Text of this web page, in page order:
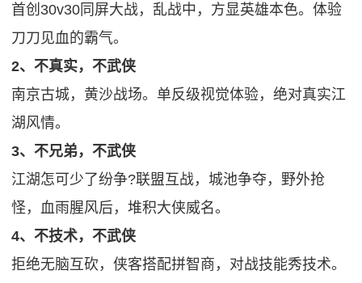
首创30v30同屏大战，乱战中，方显英雄本色。体验
刀刀见血的霸气。
2、不真实，不武侠
南京古城，黄沙战场。单反级视觉体验，绝对真实江
湖风情。
3、不兄弟，不武侠
江湖怎可少了纷争?联盟互战，城池争夺，野外抢
怪，血雨腥风后，堆积大侠威名。
4、不技术，不武侠
拒绝无脑互砍，侠客搭配拼智商，对战技能秀技术。